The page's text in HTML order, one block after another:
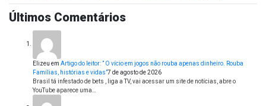
Últimos Comentários
Elizeu em Artigo do leitor: ” O vício em jogos não rouba apenas dinheiro. Rouba
Famílias, histórias e vidas”7 de agosto de 2026
Brasil tá infestado de bets , liga a TV, vai acessar um site de notícias, abre o
YouTube aparece uma…